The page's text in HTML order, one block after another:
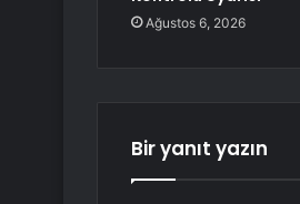
Ağustos 6, 2026
Bir yanıt yazın